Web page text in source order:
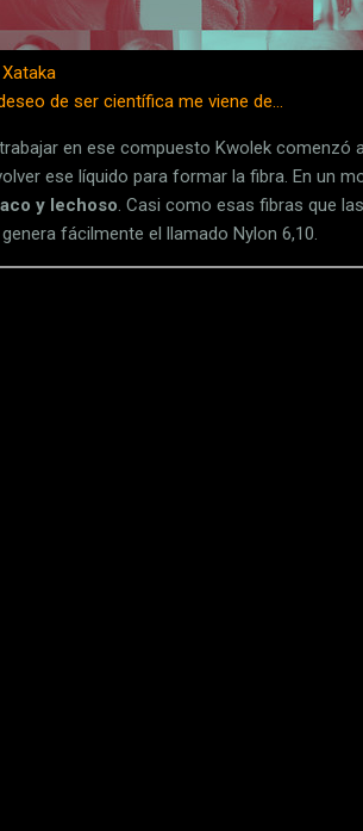
Xataka
de ser científica me viene de...
en ese compuesto Kwolek comenzó
ese líquido para formar la fibra. En un
y lechoso. Casi como esas fibras que
fácilmente el llamado Nylon 6,10.